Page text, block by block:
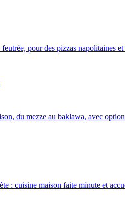
pour des pizzas napolitaines
du mezze au baklawa, avec
: cuisine maison faite minute et